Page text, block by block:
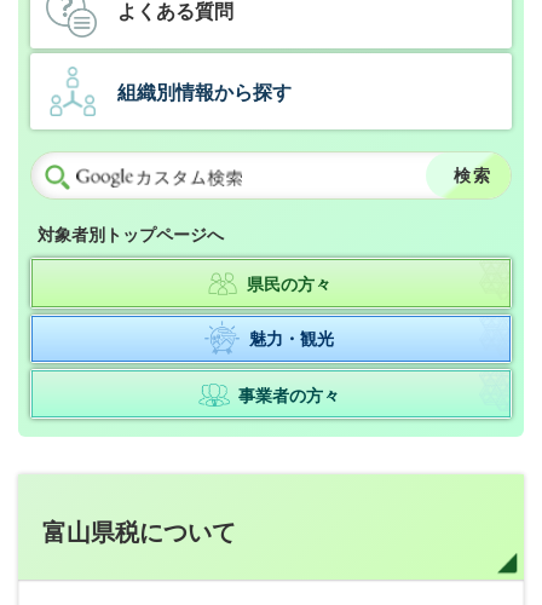
よくある質問
組織別情報から探す
対象者別トップページへ
県民の方々
魅力・観光
事業者の方々
富山県税について